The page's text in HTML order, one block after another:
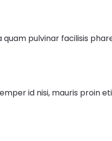
pulvinar facilisis
id nisi, mauris proin